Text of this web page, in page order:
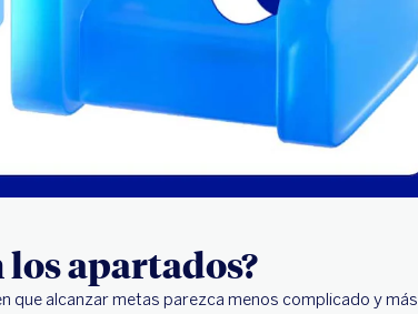
los apartados?
que alcanzar metas parezca menos complicado y más